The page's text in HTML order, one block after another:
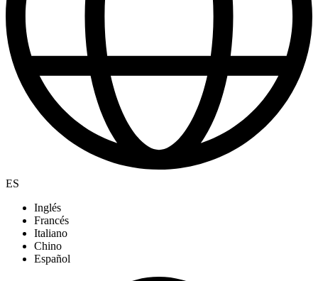
ES
Inglés
Francés
Italiano
Chino
Español